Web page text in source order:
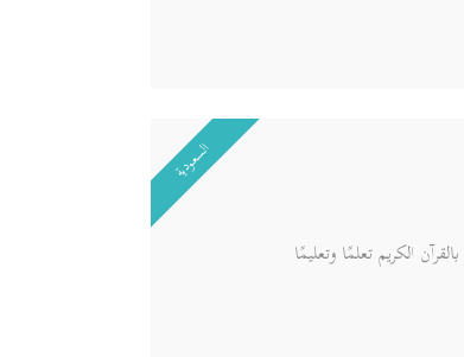
السعودية
الكريم تعلمًا وتعليمًا